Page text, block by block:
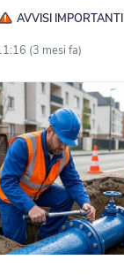
AVVISI IMPORTANTI
(3 mesi fa)